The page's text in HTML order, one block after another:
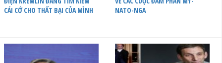
CÁI CỚ CHO THẤT BẠI CỦA MÌNH
NATO-NGA